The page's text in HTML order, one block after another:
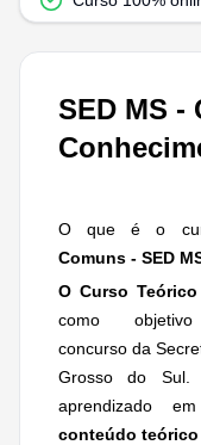
SED MS -
O que é o
Comuns - SED
O Curso
como
concurso da
Grosso do Sul.
aprendizado
conteúdo teórico